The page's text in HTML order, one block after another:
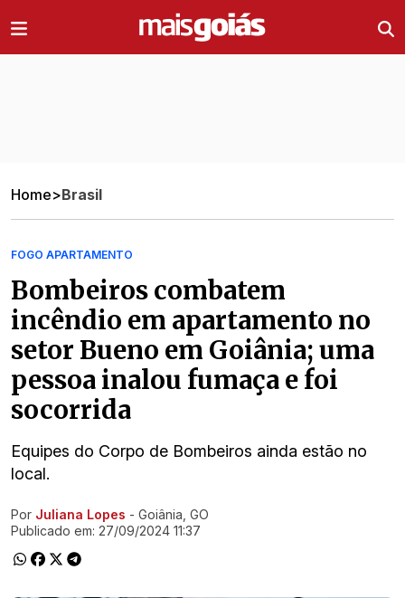
Home>Brasil
FOGO APARTAMENTO
Bombeiros combatem
incêndio em apartamento no
setor Bueno em Goiânia; uma
pessoa inalou fumaça e foi
socorrida
Equipes do Corpo de Bombeiros ainda estão no
local.
Ir direto pra matéria
Por Juliana Lopes - Goiânia, GO
Publicado em: 27/09/2024 11:37